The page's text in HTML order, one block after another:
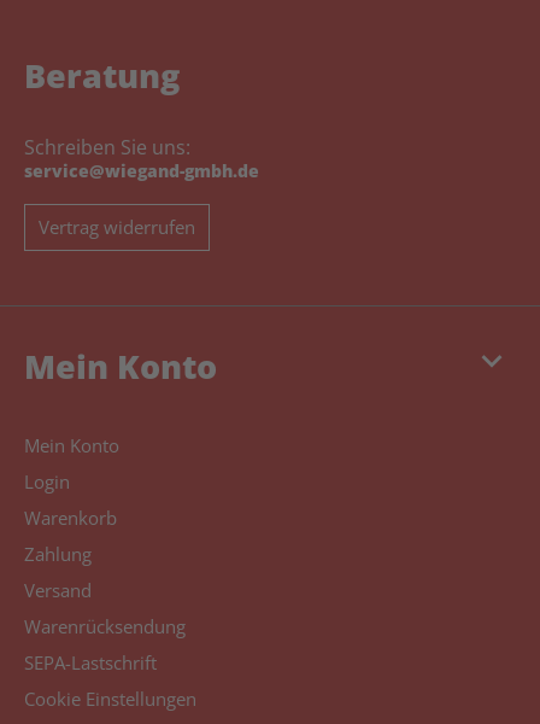
Beratung
Schreiben Sie uns:
service@wiegand-gmbh.de
Vertrag widerrufen
keyboard_arrow_down
Mein Konto
Mein Konto
Login
Warenkorb
Zahlung
Versand
Warenrücksendung
SEPA-Lastschrift
Cookie Einstellungen